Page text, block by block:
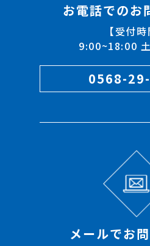
お電話でのお
【受付時
9:00~18:00
0568-
メールでお